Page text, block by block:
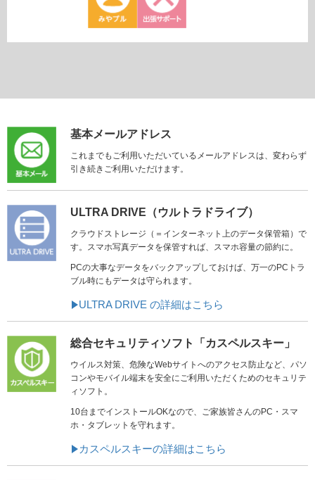
基本メールアドレス
これまでもご利用いただいているメールアドレスは、変わらず
引き続きご利用いただけます。
ULTRA DRIVE（ウルトラドライブ）
クラウドストレージ（＝インターネット上のデータ保管箱）で
す。スマホ写真データを保管すれば、スマホ容量の節約に。
PCの大事なデータをバックアップしておけば、万一のPCトラ
ブル時にもデータは守られます。
ULTRA DRIVE の詳細はこちら
総合セキュリティソフト「カスペルスキー」
ウイルス対策、危険なWebサイトへのアクセス防止など、パソ
コンやモバイル端末を安全にご利用いただくためのセキュリテ
ィソフト。
10台までインストールOKなので、ご家族皆さんのPC・スマ
ホ・タブレットを守れます。
カスペルスキーの詳細はこちら